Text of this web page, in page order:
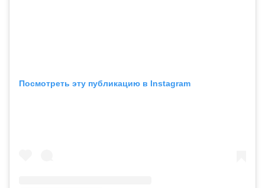
Посмотреть эту публикацию в Instagram